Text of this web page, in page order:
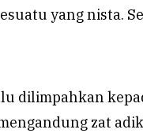
yang nista.
dilimpahkan
zat